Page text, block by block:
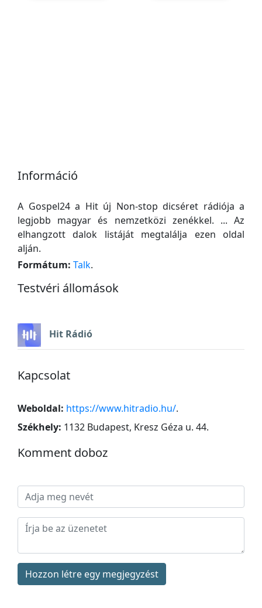
Információ
A Gospel24 a Hit új Non-stop dicséret rádiója a
legjobb magyar és nemzetközi zenékkel. ... Az
elhangzott dalok listáját megtalálja ezen oldal
alján.
Formátum: Talk.
Testvéri állomások
Hit Rádió
Kapcsolat
Weboldal: https://www.hitradio.hu/.
Székhely: 1132 Budapest, Kresz Géza u. 44.
Komment doboz
Hozzon létre egy megjegyzést